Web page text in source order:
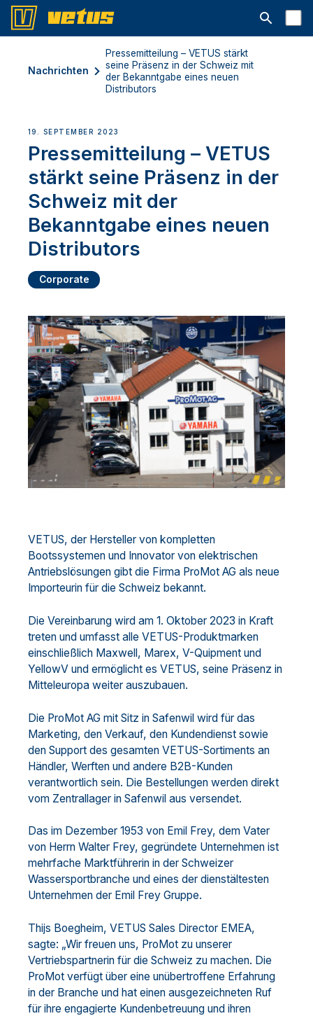
Suchleiste
Nachrichten
Pressemitteilung – VETUS stärkt
seine Präsenz in der Schweiz mit
der Bekanntgabe eines neuen
Distributors
19. SEPTEMBER 2023
Pressemitteilung – VETUS
stärkt seine Präsenz in der
Schweiz mit der
Bekanntgabe eines neuen
Distributors
Corporate
VETUS, der Hersteller von kompletten
Bootssystemen und Innovator von elektrischen
Antriebslösungen gibt die Firma ProMot AG als neue
Importeurin für die Schweiz bekannt.
Die Vereinbarung wird am 1. Oktober 2023 in Kraft
treten und umfasst alle VETUS-Produktmarken
einschließlich Maxwell, Marex, V-Quipment und
YellowV und ermöglicht es VETUS, seine Präsenz in
Mitteleuropa weiter auszubauen.
Die ProMot AG mit Sitz in Safenwil wird für das
Marketing, den Verkauf, den Kundendienst sowie
den Support des gesamten VETUS-Sortiments an
Händler, Werften und andere B2B-Kunden
verantwortlich sein. Die Bestellungen werden direkt
vom Zentrallager in Safenwil aus versendet.
Das im Dezember 1953 von Emil Frey, dem Vater
von Herrn Walter Frey, gegründete Unternehmen ist
mehrfache Marktführerin in der Schweizer
Wassersportbranche und eines der dienstältesten
Unternehmen der Emil Frey Gruppe.
Thijs Boegheim, VETUS Sales Director EMEA,
sagte: „Wir freuen uns, ProMot zu unserer
Vertriebspartnerin für die Schweiz zu machen. Die
ProMot verfügt über eine unübertroffene Erfahrung
in der Branche und hat einen ausgezeichneten Ruf
für ihre engagierte Kundenbetreuung und ihren